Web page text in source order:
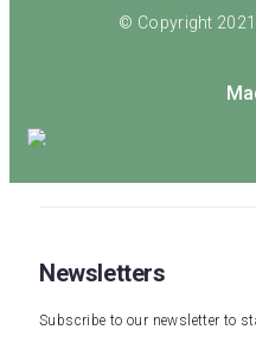
© Copyright
Newsletters
Subscribe to our newsletter to